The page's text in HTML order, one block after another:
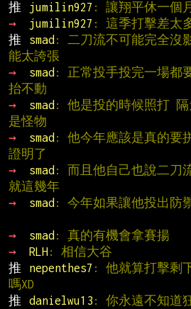
推
jumilin927 : 讓翔平休一個
→
jumilin927 : 這季打擊差太
推
smad : 二刀流不可能完全沒
能太誇張
→
smad : 正常投手投完一場都
抬不動
→
smad : 他是投的時候照打
是怪物
→
smad : 他今年應該是真的要
證明了
→
smad : 而且他自己也說二刀
就這幾年
→
smad : 今年如果讓他投出防
→
smad : 真的有機會拿賽揚
→
RLH: 相信大谷
推
nepenthes7 : 他就算打擊剩
嗎XD
推
danielwu13 : 你永遠不知道